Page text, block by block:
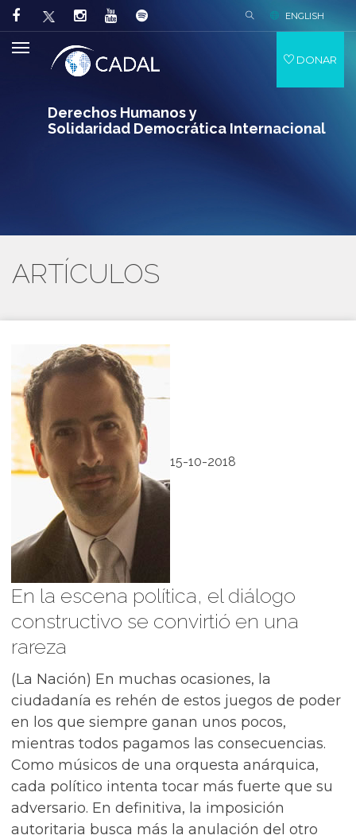
Derechos Humanos y
Solidaridad Democrática Internacional
ENGLISH
DONAR
ARTÍCULOS
15-10-2018
En la escena política, el diálogo
constructivo se convirtió en una
rareza
(La Nación) En muchas ocasiones, la
ciudadanía es rehén de estos juegos de poder
en los que siempre ganan unos pocos,
mientras todos pagamos las consecuencias.
Como músicos de una orquesta anárquica,
cada político intenta tocar más fuerte que su
adversario. En definitiva, la imposición
autoritaria busca más la anulación del otro